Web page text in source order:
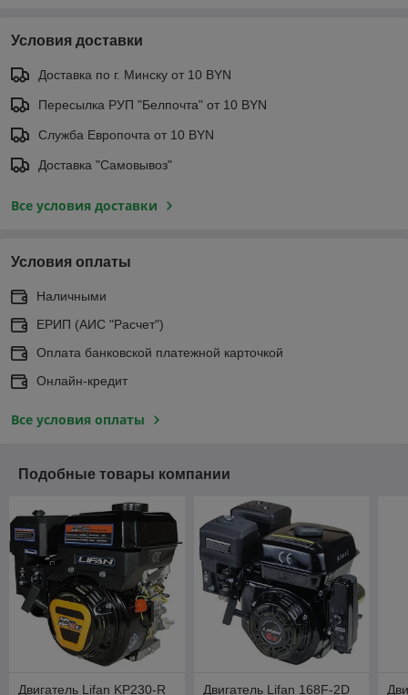
Условия доставки
Доставка по г. Минску от 10 BYN
Пересылка РУП "Белпочта" от 10 BYN
Служба Европочта от 10 BYN
Доставка "Самовывоз"
Все условия доставки
Условия оплаты
Наличными
ЕРИП (АИС "Расчет")
Оплата банковской платежной карточкой
Онлайн-кредит
Все условия оплаты
Подобные товары компании
Двигатель Lifan KP230-R
Двигатель Lifan 168F-2D